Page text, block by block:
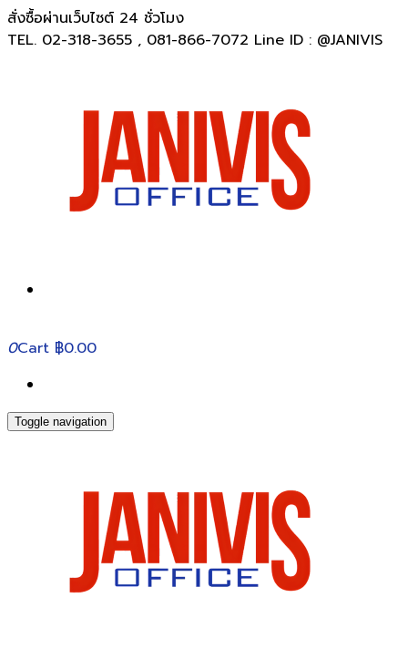
สั่งซื้อผ่านเว็บไซต์ 24 ชั่วโมง
TEL. 02-318-3655 , 081-866-7072 Line ID : @JANIVIS
0Cart ฿0.00
Toggle navigation